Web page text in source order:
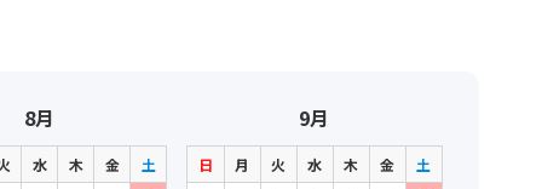
8月
水 木 金
土
9月
日 月 火 水 木 金
土